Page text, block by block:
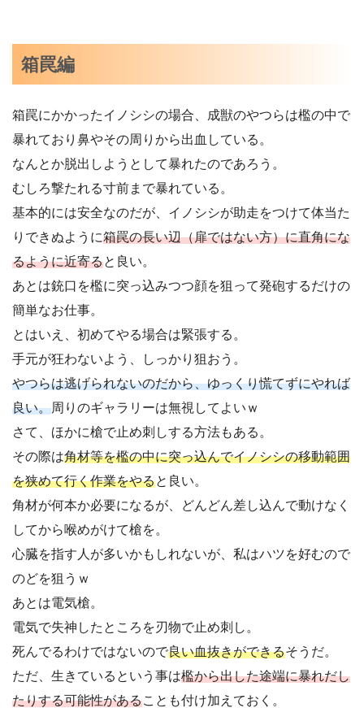
箱罠編
箱罠にかかったイノシシの場合、成獣のやつらは檻の中で
暴れており鼻やその周りから出血している。
なんとか脱出しようとして暴れたのであろう。
むしろ撃たれる寸前まで暴れている。
基本的には安全なのだが、イノシシが助走をつけて体当た
りできぬように箱罠の長い辺（扉ではない方）に直角にな
るように近寄ると良い。
あとは銃口を檻に突っ込みつつ顔を狙って発砲するだけの
簡単なお仕事。
とはいえ、初めてやる場合は緊張する。
手元が狂わないよう、しっかり狙おう。
やつらは逃げられないのだから、ゆっくり慌てずにやれば
良い。周りのギャラリーは無視してよいｗ
さて、ほかに槍で止め刺しする方法もある。
その際は角材等を檻の中に突っ込んでイノシシの移動範囲
を狭めて行く作業をやると良い。
角材が何本か必要になるが、どんどん差し込んで動けなく
してから喉めがけて槍を。
心臓を指す人が多いかもしれないが、私はハツを好むので
のどを狙うｗ
あとは電気槍。
電気で失神したところを刃物で止め刺し。
死んでるわけではないので良い血抜きができるそうだ。
ただ、生きているという事は檻から出した途端に暴れだし
たりする可能性があることも付け加えておく。